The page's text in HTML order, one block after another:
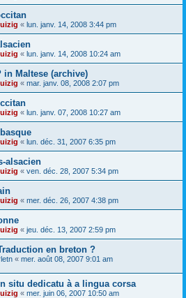
« lun. janv. 14, 2008 3:44 pm
« lun. janv. 14, 2008 10:24 am
in Maltese (archive)
« mar. janv. 08, 2008 2:07 pm
« lun. janv. 07, 2008 10:27 am
« lun. déc. 31, 2007 6:35 pm
alsacien
« ven. déc. 28, 2007 5:34 pm
« mer. déc. 26, 2007 4:38 pm
« jeu. déc. 13, 2007 2:59 pm
en breton ?
« mer. août 08, 2007 9:01 am
situ dedicatu à a lingua corsa
« mer. juin 06, 2007 10:50 am